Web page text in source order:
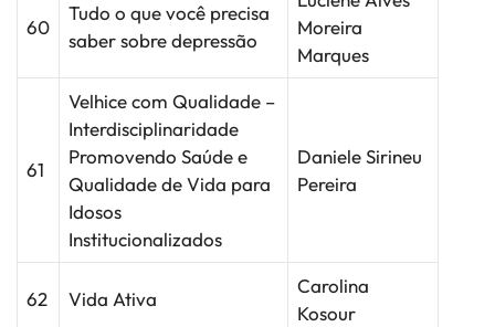
60
Tudo o que você precisa
saber sobre depressão
Moreira
Marques
61
Velhice com Qualidade –
Interdisciplinaridade
Promovendo Saúde e
Qualidade de Vida para
Idosos
Institucionalizados
Daniele Sirineu
Pereira
62 Vida Ativa
Carolina
Kosour